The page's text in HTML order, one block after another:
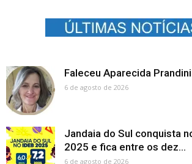
Faleceu Aparecida
6 de agosto de 2026
Jandaia do Sul conquista
2025 e fica entre os dez...
6 de agosto de 2026